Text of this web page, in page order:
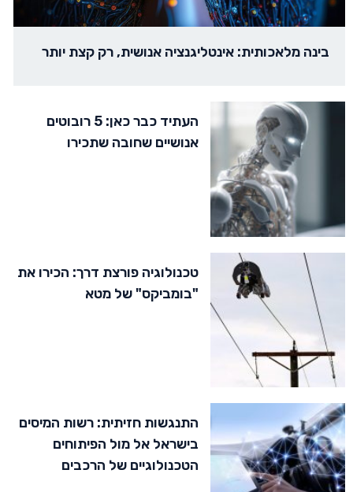
בינה מלאכותית: אינטליגנציה אנושית, רק קצת יותר
העתיד כבר כאן: 5 רובוטים
אנושיים שחובה שתכירו
טכנולוגיה פורצת דרך: הכירו את
"בומביקס" של מטא
התנגשות חזיתית: רשות המיסים
בישראל אל מול הפיתוחים
הטכנולוגיים של הרכבים